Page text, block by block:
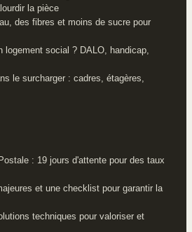
la pièce
des fibres et moins de sucre pour
logement social ? DALO, handicap,
le surcharger : cadres, étagères,
: 19 jours d'attente pour des taux
et une checklist pour garantir la
techniques pour valoriser et